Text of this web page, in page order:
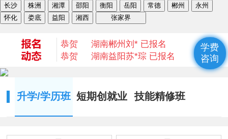
长沙 株洲 湘潭 邵阳 衡阳 岳阳 常德 郴州
永州
怀化
娄底 益阳 湘西 张家界
恭贺
湖南益阳卢*俊 已报名
恭贺
湖南长沙李*辉 已报名
恭贺
湖南郴州刘* 已报名
恭贺
湖南益阳苏*琮 已报名
恭贺
湖南衡阳何* 已报名
恭贺
升学/学历班 短期创就业
班
技能精修班
学费
咨询